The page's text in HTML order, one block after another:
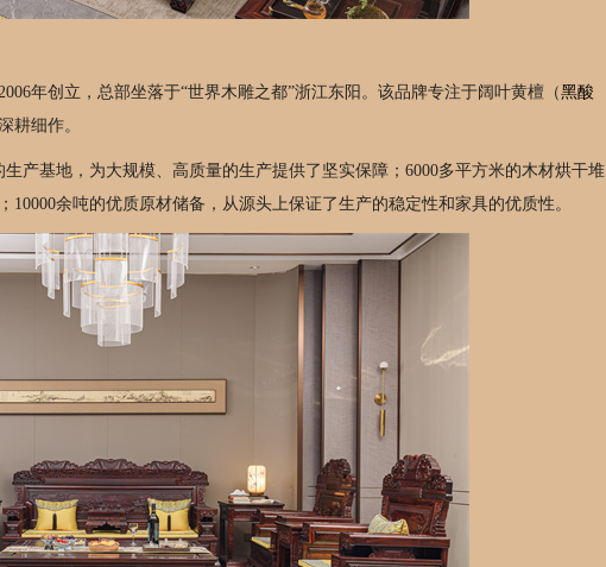
年创立，总部坐落于“世界木雕之都”浙江东阳。该品牌专注于阔叶黄檀（黑酸
耕细作。
产基地，为大规模、高质量的生产提供了坚实保障；6000多平方米的木材烘干堆
余吨的优质原材储备，从源头上保证了生产的稳定性和家具的优质性。